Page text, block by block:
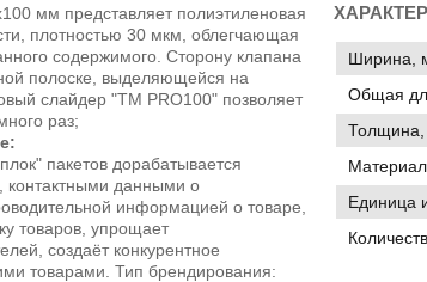
мм представляет полиэтиленовая
плотностью 30 мкм, облегчающая
содержимого. Сторону клапана
полоске, выделяющейся на
слайдер "ТМ PRO100" позволяет
раз;
пакетов дорабатывается
данными о
информацией о товаре,
товаров, упрощает
создаёт конкурентное
товарами. Тип брендирования:
Ширина,
Общая
Материал
Единица